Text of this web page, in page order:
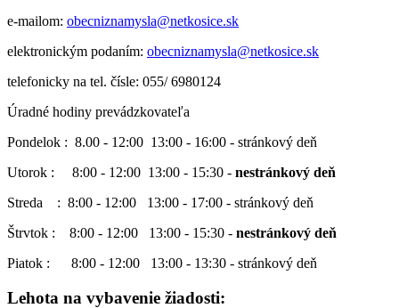
e-mailom: obecniznamysla@netkosice.sk
elektronickým podaním: obecniznamysla@netkosice.sk
telefonicky na tel. čísle: 055/ 6980124
Úradné hodiny prevádzkovateľa
Pondelok : 8.00 - 12:00 13:00 - 16:00 - stránkový deň
Utorok : 8:00 - 12:00 13:00 - 15:30 - nestránkový deň
Streda : 8:00 - 12:00 13:00 - 17:00 - stránkový deň
Štrvtok : 8:00 - 12:00 13:00 - 15:30 - nestránkový deň
Piatok : 8:00 - 12:00 13:00 - 13:30 - stránkový deň
Lehota na vybavenie žiadosti: